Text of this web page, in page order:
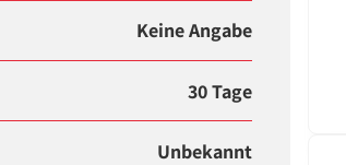
Keine Angabe
30 Tage
Unbekannt